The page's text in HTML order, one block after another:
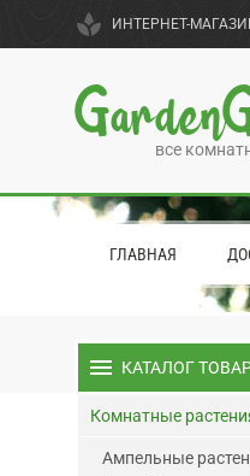
spa ИНТЕРНЕТ-
все
ГЛАВНАЯ
menu КАТАЛОГ
Комнатные
Ампельные